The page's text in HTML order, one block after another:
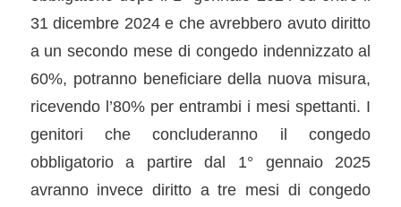
31 dicembre 2024 e che avrebbero avuto diritto
a un secondo mese di congedo indennizzato al
60%, potranno beneficiare della nuova misura,
ricevendo l’80% per entrambi i mesi spettanti. I
genitori che concluderanno il congedo
obbligatorio a partire dal 1° gennaio 2025
avranno invece diritto a tre mesi di congedo